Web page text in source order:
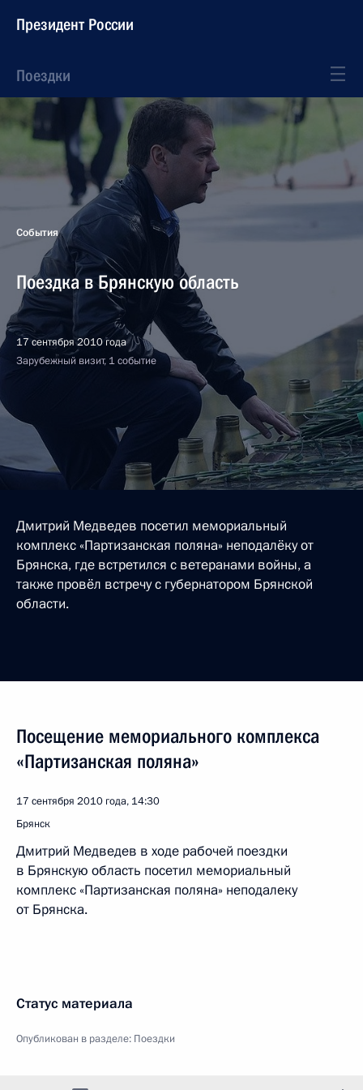
Президент России
Поездки
События
Поездка в Брянскую область
17 сентября 2010 года
Зарубежный визит, 1 событие
Дмитрий Медведев посетил мемориальный
комплекс «Партизанская поляна» неподалёку от
Брянска, где встретился с ветеранами войны, а
также провёл встречу с губернатором Брянской
области.
Посещение мемориального комплекса
«Партизанская поляна»
17 сентября 2010 года, 14:30
Брянск
Дмитрий Медведев в ходе рабочей поездки
в Брянскую область посетил мемориальный
комплекс «Партизанская поляна» неподалеку
от Брянска.
Статус материала
Опубликован в разделе: Поездки